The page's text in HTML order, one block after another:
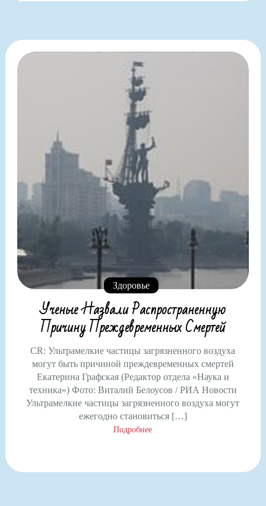
Здоровье
Ученые Назвали Распространенную
Причину Преждевременных Смертей
CR: Ультрамелкие частицы загрязненного воздуха
могут быть причиной преждевременных смертей
Екатерина Графская (Редактор отдела «Наука и
техника») Фото: Виталий Белоусов / РИА Новости
Ультрамелкие частицы загрязненного воздуха могут
ежегодно становиться […]
Подробнее